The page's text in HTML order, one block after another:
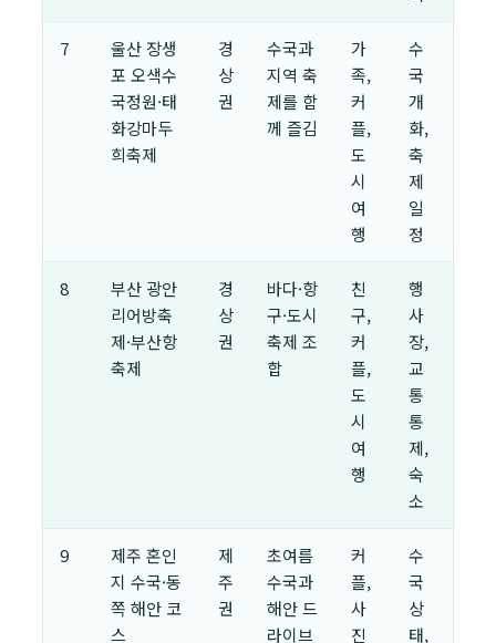
7
울산 장생
포 오색수
국정원·태
화강마두
희축제
경
상
권
수국과
지역 축
제를 함
께 즐김
가
족,
커
플,
도
시
여
행
수
국
개
화,
축
제
일
정
8
부산 광안
리어방축
제·부산항
축제
경
상
권
바다·항
구·도시
축제 조
합
친
구,
커
플,
도
시
여
행
행
사
장,
교
통
통
제,
숙
소
9
제주 혼인
지 수국·동
쪽 해안 코
스
제
주
권
초여름
수국과
해안 드
라이브
커
플,
사
진
수
국
상
태,